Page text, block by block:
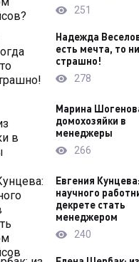
251
Надежда
есть мечта, то
страшно!
278
Марина
домохозяйки в
менеджеры
266
Евгения
научного
декрете стать
менеджером
240